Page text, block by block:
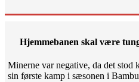
Hjemmebanen skal være
Minerne var negative, da det stod
sin første kamp i sæsonen i